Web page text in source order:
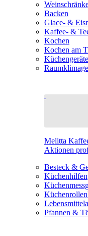
Backen
Glace- &
Kaffee- &
Kochen
Kochen am
Küchengeräte
Melitta
Aktionen
Besteck &
Küchenhilfen
Pfannen &